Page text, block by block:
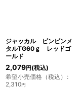
ジャッカル ビンビンメ
タルTG60ｇ レッドゴ
ールド
2,079円 (税込)
希望小売価格（税込） :
2,310円